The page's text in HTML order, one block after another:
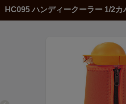
HC095 ハンディークーラー 1/2